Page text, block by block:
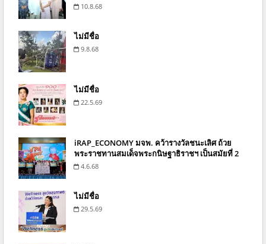
10.8.68
ไม่มีชื่อ
9.8.68
ไม่มีชื่อ
22.5.69
iRAP_ECONOMY มจพ. คว้ารางวัลชนะเลิศ ถ้วย
พระราชทานสมเด็จพระกนิษฐาธิราชฯ เป็นสมัยที่ 2
4.6.68
ไม่มีชื่อ
29.5.69